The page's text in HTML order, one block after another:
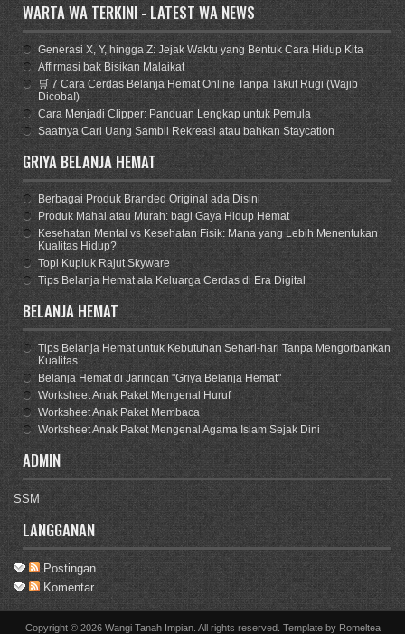
WARTA WA TERKINI - LATEST WA NEWS
Generasi X, Y, hingga Z: Jejak Waktu yang Bentuk Cara Hidup Kita
Affirmasi bak Bisikan Malaikat
🛒 7 Cara Cerdas Belanja Hemat Online Tanpa Takut Rugi (Wajib
Dicoba!)
Cara Menjadi Clipper: Panduan Lengkap untuk Pemula
Saatnya Cari Uang Sambil Rekreasi atau bahkan Staycation
GRIYA BELANJA HEMAT
Berbagai Produk Branded Original ada Disini
Produk Mahal atau Murah: bagi Gaya Hidup Hemat
Kesehatan Mental vs Kesehatan Fisik: Mana yang Lebih Menentukan
Kualitas Hidup?
Topi Kupluk Rajut Skyware
Tips Belanja Hemat ala Keluarga Cerdas di Era Digital
BELANJA HEMAT
Tips Belanja Hemat untuk Kebutuhan Sehari-hari Tanpa Mengorbankan
Kualitas
Belanja Hemat di Jaringan "Griya Belanja Hemat"
Worksheet Anak Paket Mengenal Huruf
Worksheet Anak Paket Membaca
Worksheet Anak Paket Mengenal Agama Islam Sejak Dini
ADMIN
SSM
LANGGANAN
Postingan
Komentar
Copyright © 2026 Wangi Tanah Impian. All rights reserved. Template by Romeltea